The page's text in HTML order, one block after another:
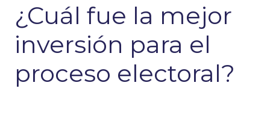
¿Cuál fue la mejor
inversión para el
proceso electoral?